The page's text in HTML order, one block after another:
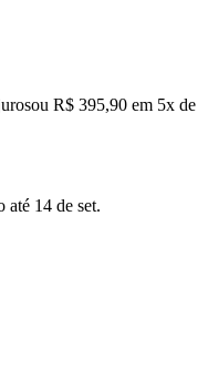
ou R$ 395,90 em 5x de
até 14 de set.